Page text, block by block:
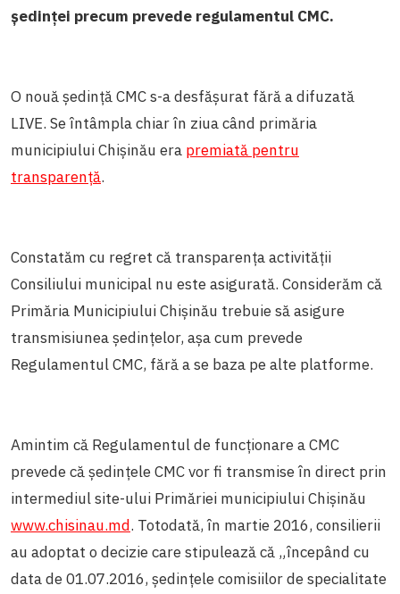
ședinței precum prevede regulamentul CMC.
O nouă ședință CMC s-a desfășurat fără a difuzată
LIVE. Se întâmpla chiar în ziua când primăria
municipiului Chișinău era premiată pentru
transparență.
Constatăm cu regret că transparența activității
Consiliului municipal nu este asigurată. Considerăm că
Primăria Municipiului Chișinău trebuie să asigure
transmisiunea ședințelor, așa cum prevede
Regulamentul CMC, fără a se baza pe alte platforme.
Amintim că Regulamentul de funcționare a CMC
prevede că ședințele CMC vor fi transmise în direct prin
intermediul site-ului Primăriei municipiului Chișinău
www.chisinau.md. Totodată, în martie 2016, consilierii
au adoptat o decizie care stipulează că „începând cu
data de 01.07.2016, ședințele comisiilor de specialitate